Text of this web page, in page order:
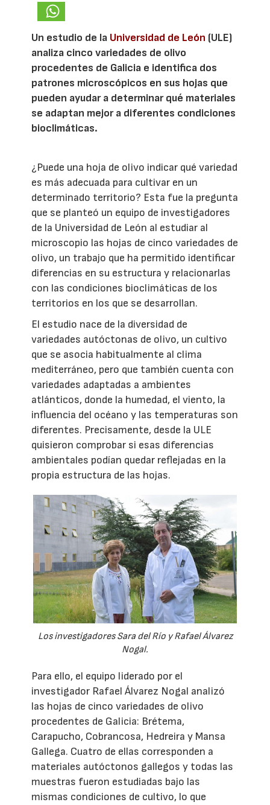
Un estudio de la Universidad de León (ULE)
analiza cinco variedades de olivo
procedentes de Galicia e identifica dos
patrones microscópicos en sus hojas que
pueden ayudar a determinar qué materiales
se adaptan mejor a diferentes condiciones
bioclimáticas.
¿Puede una hoja de olivo indicar qué variedad
es más adecuada para cultivar en un
determinado territorio? Esta fue la pregunta
que se planteó un equipo de investigadores
de la Universidad de León al estudiar al
microscopio las hojas de cinco variedades de
olivo, un trabajo que ha permitido identificar
diferencias en su estructura y relacionarlas
con las condiciones bioclimáticas de los
territorios en los que se desarrollan.
El estudio nace de la diversidad de
variedades autóctonas de olivo, un cultivo
que se asocia habitualmente al clima
mediterráneo, pero que también cuenta con
variedades adaptadas a ambientes
atlánticos, donde la humedad, el viento, la
influencia del océano y las temperaturas son
diferentes. Precisamente, desde la ULE
quisieron comprobar si esas diferencias
ambientales podían quedar reflejadas en la
propia estructura de las hojas.
Los investigadores Sara del Río y Rafael Álvarez
Nogal.
Para ello, el equipo liderado por el
investigador Rafael Álvarez Nogal analizó
las hojas de cinco variedades de olivo
procedentes de Galicia: Brétema,
Carapucho, Cobrancosa, Hedreira y Mansa
Gallega. Cuatro de ellas corresponden a
materiales autóctonos gallegos y todas las
muestras fueron estudiadas bajo las
mismas condiciones de cultivo, lo que